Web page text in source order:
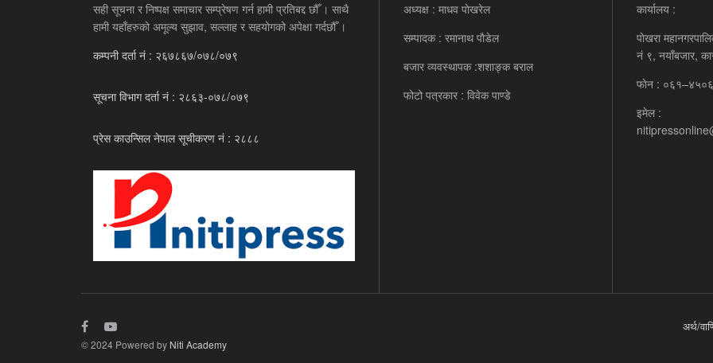
सही सूचना र निष्पक्ष समाचार सम्प्रेषण गर्न हामी प्रतिबद्द छौँ । साथै
हामी यहाँहरुको अमूल्य सुझाव, सल्लाह र सहयोगको अपेक्षा गर्दछौँ ।
कम्पनी दर्ता नं : २६७८६७/०७८/०७९
सूचना विभाग दर्ता नं : २८६३-०७८/०७९
प्रेस काउन्सिल नेपाल सूचीकरण नं : २८८८
अध्यक्ष : माधव पाेखरेल
सम्पादक : रमानाथ पाैडेल
बजार व्यवस्थापक :शशाङ्क बराल
फोटो पत्रकार : विवेक पाण्डे
कार्यालय :
पाेखरा
नं ९, नयाँबजार,
फाेन :
इमेल :
अर्थ/
© 2024 Powered by Niti Academy